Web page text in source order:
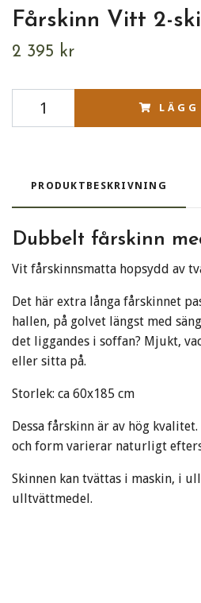
Fårskinn Vitt 2-
2 395 kr
PRODUKTBESKRIVNING
Dubbelt fårskinn
Vit fårskinnsmatta hopsydd av
Det här extra långa fårskinnet
hallen, på golvet längst med
det liggandes i soffan? Mjukt,
eller sitta på.
Storlek: ca 60x185 cm
Dessa fårskinn är av hög
och form varierar naturligt
Skinnen kan tvättas i maskin, i
ulltvättmedel.